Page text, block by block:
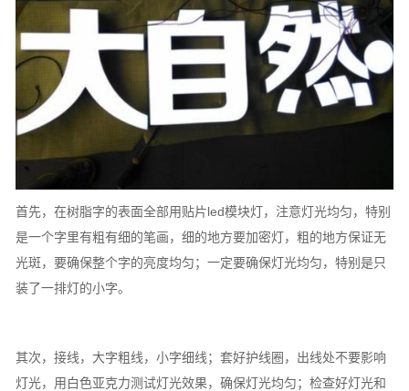
首先，在树脂字的表面全部用贴片led模块灯，注意灯光均匀，特别
是一个字里有粗有细的笔画，细的地方要加密灯，粗的地方保证无
光斑，要确保整个字的亮度均匀；一定要确保灯光均匀，特别是只
装了一排灯的小字。
其次，接线，大字粗线，小字细线；套好护线圈，出线处不要影响
灯光，用白色亚克力测试灯光效果，确保灯光均匀；检查好灯光和